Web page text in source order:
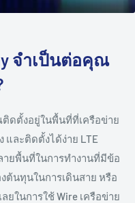
จำเป็นต่อคุณ
ดตั้งอยู่ในพื้นที่ที่เครือข่าย
และติดตั้งได้ง่าย LTE
ายพื้นที่ในการทำงานที่มีข้อ
ต้นทุนในการเดินสาย หรือ
ในการใช้ Wire เครือข่าย